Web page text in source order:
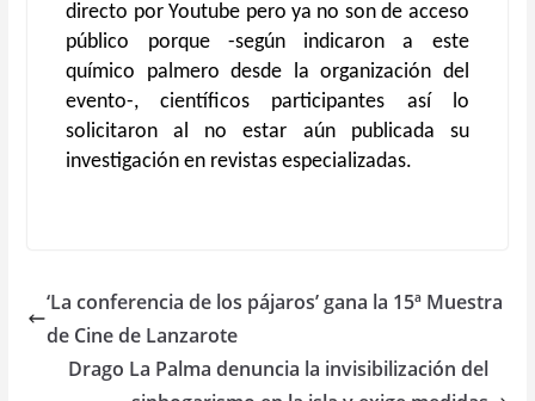
directo por Youtube pero ya no son de acceso
público porque -según indicaron a este
químico palmero desde la organización del
evento-, científicos participantes así lo
solicitaron al no estar aún publicada su
investigación en revistas especializadas.
‘La conferencia de los pájaros’ gana la 15ª Muestra
de Cine de Lanzarote
Drago La Palma denuncia la invisibilización del